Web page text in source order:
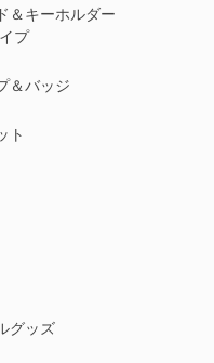
＆キーホルダー
プ
＆バッジ
ト
グッズ